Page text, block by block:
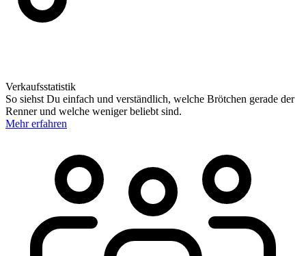
Verkaufsstatistik
So siehst Du einfach und verständlich, welche Brötchen gerade der
Renner und welche weniger beliebt sind.
Mehr erfahren